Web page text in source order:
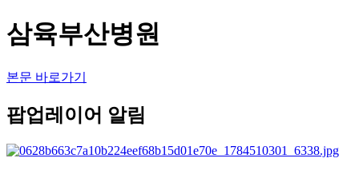
삼육부산병원
본문 바로가기
팝업레이어 알림